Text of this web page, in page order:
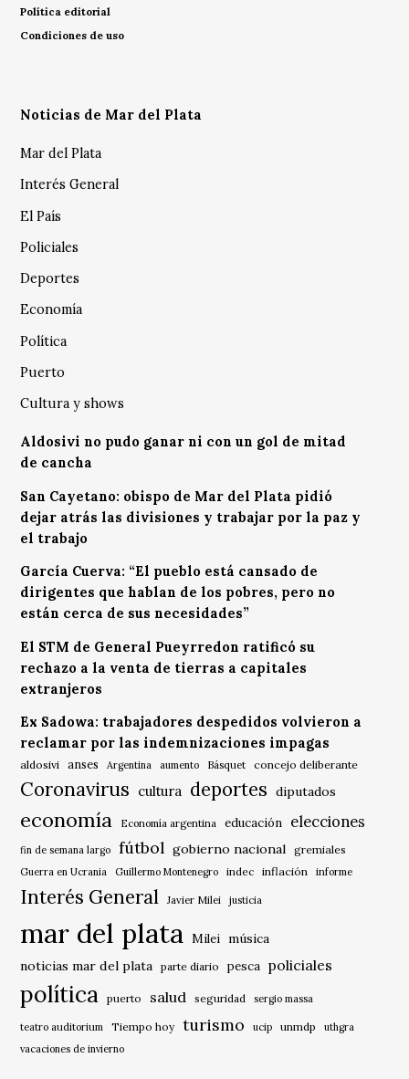
Política editorial
Condiciones de uso
Noticias de Mar del Plata
Mar del Plata
Interés General
El País
Policiales
Deportes
Economía
Política
Puerto
Cultura y shows
Aldosivi no pudo ganar ni con un gol de mitad
de cancha
San Cayetano: obispo de Mar del Plata pidió
dejar atrás las divisiones y trabajar por la paz y
el trabajo
García Cuerva: “El pueblo está cansado de
dirigentes que hablan de los pobres, pero no
están cerca de sus necesidades”
El STM de General Pueyrredon ratificó su
rechazo a la venta de tierras a capitales
extranjeros
Ex Sadowa: trabajadores despedidos volvieron a
reclamar por las indemnizaciones impagas
aldosivi anses Argentina aumento Básquet concejo deliberante
Coronavirus cultura deportes diputados
economía Economía argentina educación elecciones
fin de semana largo fútbol gobierno nacional gremiales
Guerra en Ucrania Guillermo Montenegro indec inflación informe
Interés General Javier Milei justicia
mar del plata Milei música
noticias mar del plata
parte diario pesca policiales
política puerto salud seguridad sergio massa
teatro auditorium Tiempo hoy turismo ucip unmdp
uthgra
vacaciones de invierno